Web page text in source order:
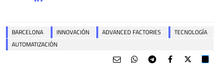
BARCELONA INNOVACIÓN ADVANCED FACTORIES
TECNOLOGÍA
AUTOMATIZACIÓN